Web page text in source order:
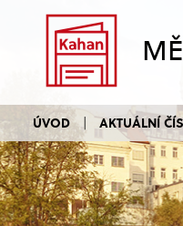
ÚVOD AKTUÁLNÍ